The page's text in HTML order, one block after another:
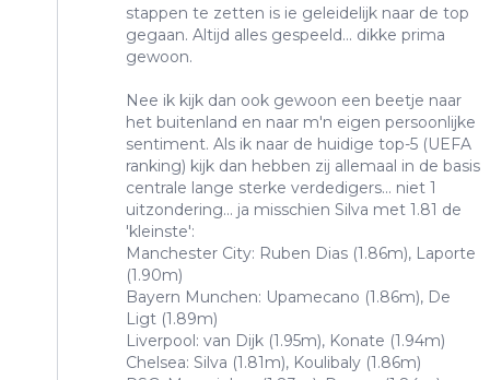
stappen te zetten is ie geleidelijk naar de top
gegaan. Altijd alles gespeeld... dikke prima
gewoon.
Nee ik kijk dan ook gewoon een beetje naar
het buitenland en naar m'n eigen persoonlijke
sentiment. Als ik naar de huidige top-5 (UEFA
ranking) kijk dan hebben zij allemaal in de basis
centrale lange sterke verdedigers... niet 1
uitzondering... ja misschien Silva met 1.81 de
'kleinste':
Manchester City: Ruben Dias (1.86m), Laporte
(1.90m)
Bayern Munchen: Upamecano (1.86m), De
Ligt (1.89m)
Liverpool: van Dijk (1.95m), Konate (1.94m)
Chelsea: Silva (1.81m), Koulibaly (1.86m)